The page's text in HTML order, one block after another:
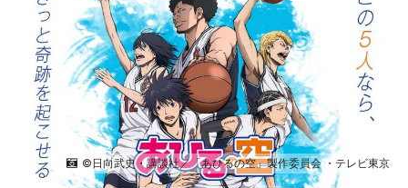
©日向武史・講談社／「あひるの空」製作委員会 ・テレビ東京